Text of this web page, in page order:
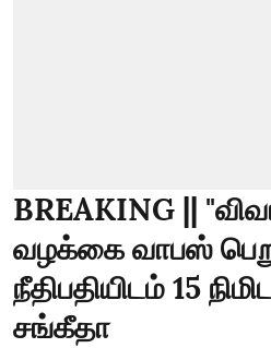
BREAKING ||
வழக்கை வாபஸ்
நீதிபதியிடம் 15
சங்கீதா